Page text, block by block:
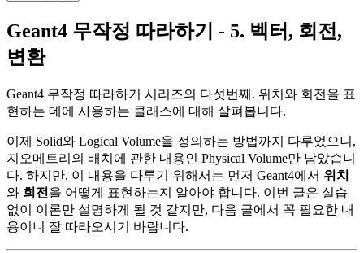
Geant4 무작정 따라하기 - 5. 벡터, 회전,
변환
Geant4 무작정 따라하기 시리즈의 다섯번째. 위치와 회전을 표
현하는 데에 사용하는 클래스에 대해 살펴봅니다.
이제 Solid와 Logical Volume을 정의하는 방법까지 다루었으니,
지오메트리의 배치에 관한 내용인 Physical Volume만 남았습니
다. 하지만, 이 내용을 다루기 위해서는 먼저 Geant4에서 위치
와 회전 을 어떻게 표현하는지 알아야 합니다. 이번 글은 실습
없이 이론만 설명하게 될 것 같지만, 다음 글에서 꼭 필요한 내
용이니 잘 따라오시기 바랍니다.